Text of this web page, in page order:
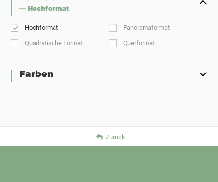
— Hochformat
Hochformat Panoramaformat
Quadratische Format Querformat
Farben
Zurück